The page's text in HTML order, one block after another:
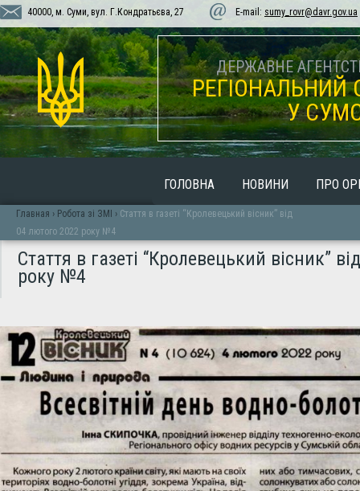
40000, м. Суми, вул. Г.Кондратьєва, 27 E-mail: sumy_rovr@davr.gov.ua
ДЕРЖАВНЕ
РЕГІОНАЛЬНИЙ
У
ГОЛОВНА НОВИНИ ПРО
Главная › Робота зі ЗМІ › Стаття в газеті “Кролевецький вісник” від
04 лютого 2022 року №4
Стаття в газеті “Кролевецький вісник”
року №4